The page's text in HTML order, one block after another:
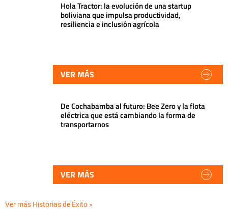
Hola Tractor: la evolución de una startup
boliviana que impulsa productividad,
resiliencia e inclusión agrícola
VER MÁS
De Cochabamba al futuro: Bee Zero y la flota
eléctrica que está cambiando la forma de
transportarnos
VER MÁS
Ver más Historias de Éxito »